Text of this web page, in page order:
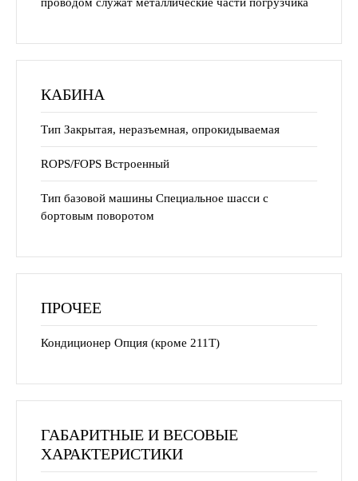
КАБИНА
Тип Закрытая, неразъемная, опрокидываемая
ROPS/FOPS Встроенный
Тип базовой машины Специальное шасси с
бортовым поворотом
ПРОЧЕЕ
Кондиционер Опция (кроме 211Т)
ГАБАРИТНЫЕ И ВЕСОВЫЕ
ХАРАКТЕРИСТИКИ